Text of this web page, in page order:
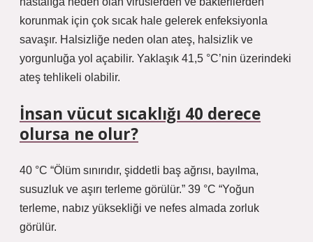
korunmak için çok sıcak hale gelerek enfeksiyonla
savaşır. Halsizliğe neden olan ateş, halsizlik ve
yorgunluğa yol açabilir. Yaklaşık 41,5 °C’nin üzerindeki
ateş tehlikeli olabilir.
İnsan vücut sıcaklığı 40 derece
olursa ne olur?
40 °C “Ölüm sınırıdır, şiddetli baş ağrısı, bayılma,
susuzluk ve aşırı terleme görülür.” 39 °C “Yoğun
terleme, nabız yüksekliği ve nefes almada zorluk
görülür.